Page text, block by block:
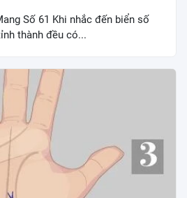
Số 61 Khi nhắc đến biển số
thành đều có...